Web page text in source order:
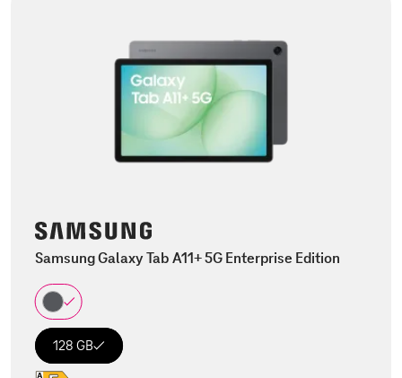
Samsung Galaxy Tab A11+ 5G Enterprise Edition
128 GB